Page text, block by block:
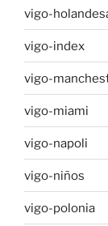
vigo-
vigo-index
vigo-
vigo-miami
vigo-napoli
vigo-niños
vigo-polonia